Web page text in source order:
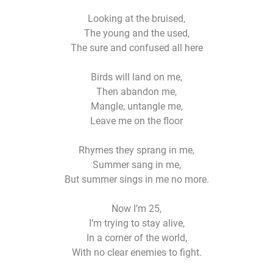
Looking at the bruised,
The young and the used,
The sure and confused all here
Birds will land on me,
Then abandon me,
Mangle, untangle me,
Leave me on the floor
Rhymes they sprang in me,
Summer sang in me,
But summer sings in me no more.
Now I’m 25,
I’m trying to stay alive,
In a corner of the world,
With no clear enemies to fight.